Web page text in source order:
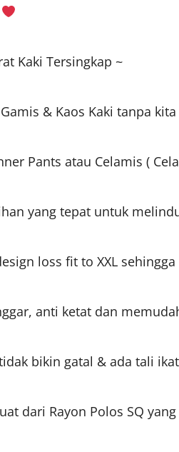
Kaki Tersingkap ~
& Kaos Kaki tanpa
Pants atau Celamis (
yang tepat untuk
loss fit to XXL
anti ketat dan
bikin gatal & ada tali
dari Rayon Polos SQ yang